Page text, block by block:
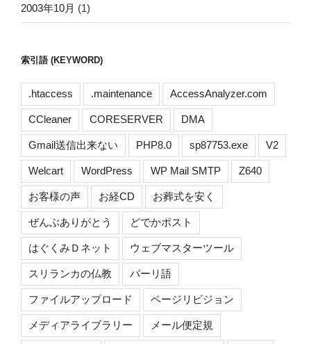
2003年10月 (1)
索引語 (KEYWORD)
.htaccess .maintenance AccessAnalyzer.com
CCleaner CORESERVER DMA
Gmail送信出来ない PHP8.0 sp87753.exe V2
Welcart WordPress WP Mail SMTP Z640
お客様の声 お経CD お葬式を安く
ぜんぶありがとう どでかポスト
はぐくみＤネット ウェブマスターツール
スリランカの仏教 パーリ語
ファイルアップロード ページリビジョン
メディアライブラリー メール便定規